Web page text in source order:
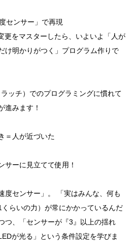
センサー」で再現
更をマスターしたら、いよいよ「人が
け明かりがつく」プログラム作りで
ッチ）でのプログラミングに慣れて
進みます！
＝人が近づいた
サーに見立てて使用！
度センサー」。 「実はみんな、何も
らいの力）が常にかかっているんだ
つ、「センサーが『3』以上の揺れ
が光る」という条件設定を学びま